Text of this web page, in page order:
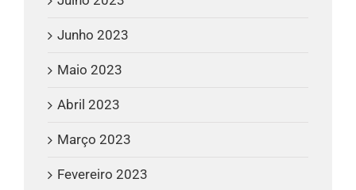
Junho 2023
Maio 2023
Abril 2023
Março 2023
Fevereiro 2023